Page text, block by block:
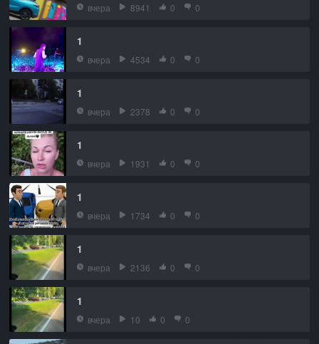
вчера 8941 0 0
1
вчера 4534 0 0
1
вчера 2378 0 0
1
вчера 1931 0 0
1
вчера 1734 0 0
1
вчера 2136 0 0
1
вчера 10 0 0